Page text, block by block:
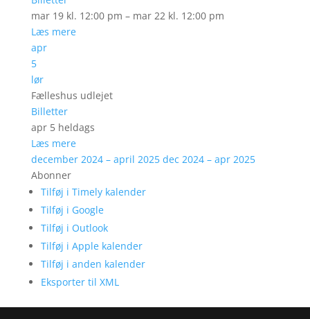
mar 19 kl. 12:00 pm – mar 22 kl. 12:00 pm
Læs mere
apr
5
lør
Fælleshus udlejet
Billetter
apr 5 heldags
Læs mere
december 2024 – april 2025 dec 2024 – apr 2025
Abonner
Tilføj i Timely kalender
Tilføj i Google
Tilføj i Outlook
Tilføj i Apple kalender
Tilføj i anden kalender
Eksporter til XML